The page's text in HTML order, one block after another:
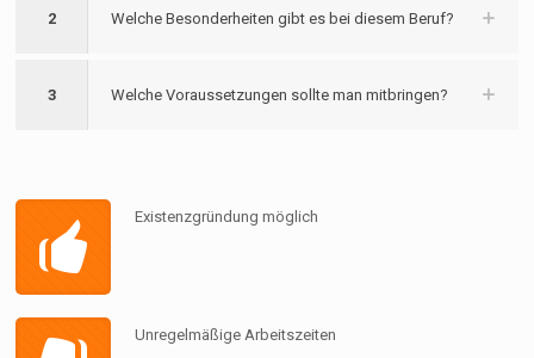
2 Welche Besonderheiten gibt es bei diesem Beruf?
3 Welche Voraussetzungen sollte man mitbringen?
Existenzgründung möglich
Unregelmäßige Arbeitszeiten